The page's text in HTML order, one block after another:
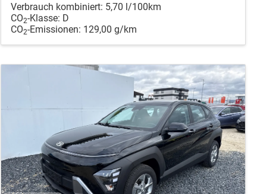
Verbrauch kombiniert: 5,70 l/100km
CO2-Klasse: D
CO2-Emissionen: 129,00 g/km